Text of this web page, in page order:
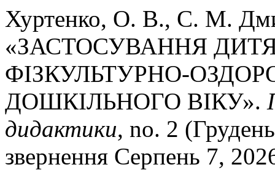
Хуртенко, О. В., С. М.
«ЗАСТОСУВАННЯ
ФІЗКУЛЬТУРНО-
ДОШКІЛЬНОГО ВІКУ».
дидактики, no. 2
звернення Серпень 7,